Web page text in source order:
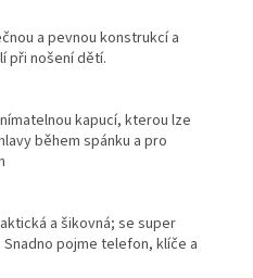
a pevnou konstrukcí a
při nošení dětí.
kapucí, kterou lze
během spánku a pro
a šikovná; se super
pojme telefon, klíče a